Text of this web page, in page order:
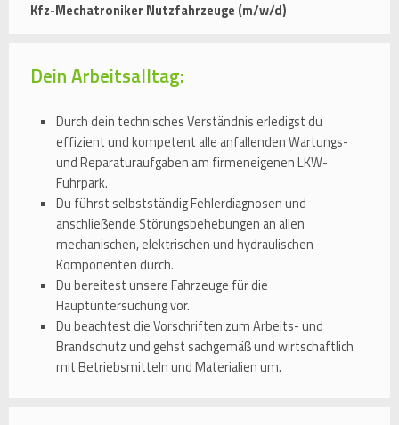
Kfz-Mechatroniker Nutzfahrzeuge (m/w/d)
Dein Arbeitsalltag:
Durch dein technisches Verständnis erledigst du
effizient und kompetent alle anfallenden Wartungs-
und Reparaturaufgaben am firmeneigenen LKW-
Fuhrpark.
Du führst selbstständig Fehlerdiagnosen und
anschließende Störungsbehebungen an allen
mechanischen, elektrischen und hydraulischen
Komponenten durch.
Du bereitest unsere Fahrzeuge für die
Hauptuntersuchung vor.
Du beachtest die Vorschriften zum Arbeits- und
Brandschutz und gehst sachgemäß und wirtschaftlich
mit Betriebsmitteln und Materialien um.